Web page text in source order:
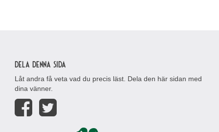
Dela denna sida
Låt andra få veta vad du precis läst. Dela den här sidan med
dina vänner.